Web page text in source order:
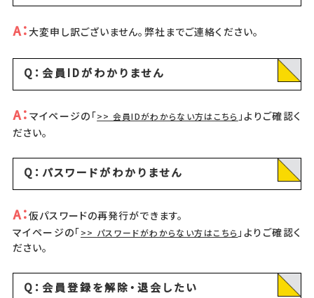
A：大変申し訳ございません。弊社までご連絡ください。
Q：会員IDがわかりません
A： マイページの「>> 会員IDがわからない方はこちら」よりご確認く
ださい。
Q：パスワードがわかりません
A：仮パスワードの再発行ができます。
マイページの「>> パスワードがわからない方はこちら」よりご確認く
ださい。
Q：会員登録を解除・退会したい